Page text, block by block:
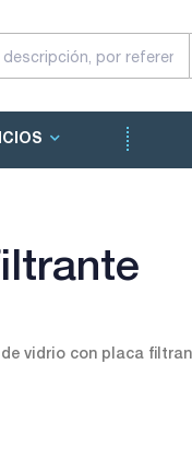
vidrio con placa